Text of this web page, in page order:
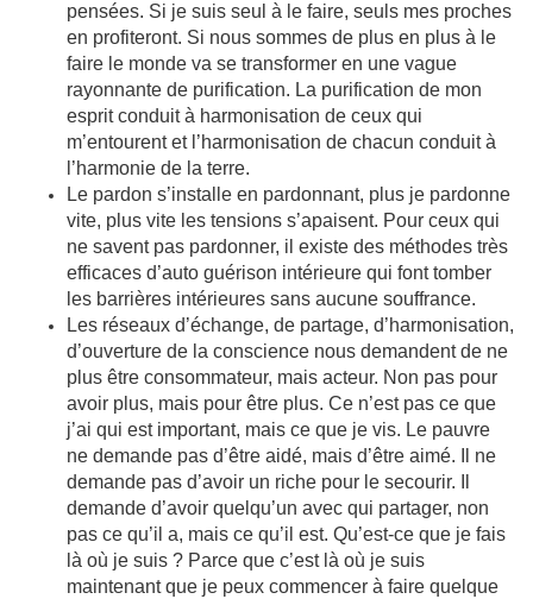
pensées. Si je suis seul à le faire, seuls mes proches
en profiteront. Si nous sommes de plus en plus à le
faire le monde va se transformer en une vague
rayonnante de purification. La purification de mon
esprit conduit à harmonisation de ceux qui
m’entourent et l’harmonisation de chacun conduit à
l’harmonie de la terre.
Le pardon s’installe en pardonnant, plus je pardonne
vite, plus vite les tensions s’apaisent. Pour ceux qui
ne savent pas pardonner, il existe des méthodes très
efficaces d’auto guérison intérieure qui font tomber
les barrières intérieures sans aucune souffrance.
Les réseaux d’échange, de partage, d’harmonisation,
d’ouverture de la conscience nous demandent de ne
plus être consommateur, mais acteur. Non pas pour
avoir plus, mais pour être plus. Ce n’est pas ce que
j’ai qui est important, mais ce que je vis. Le pauvre
ne demande pas d’être aidé, mais d’être aimé. Il ne
demande pas d’avoir un riche pour le secourir. Il
demande d’avoir quelqu’un avec qui partager, non
pas ce qu’il a, mais ce qu’il est. Qu’est-ce que je fais
là où je suis ? Parce que c’est là où je suis
maintenant que je peux commencer à faire quelque